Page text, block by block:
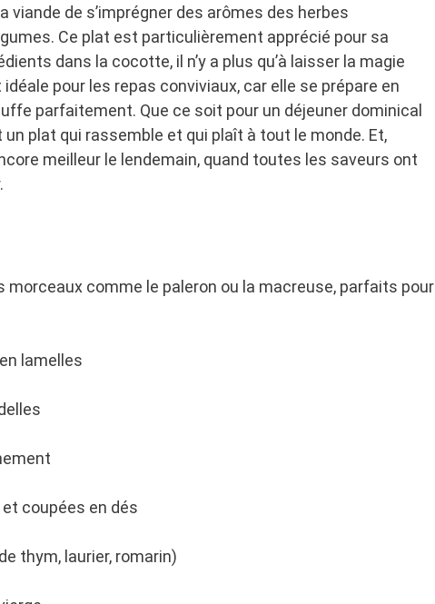
viande de s’imprégner des arômes des herbes
Ce plat est particulièrement apprécié pour sa
dans la cocotte, il n’y a plus qu’à laisser la magie
idéale pour les repas conviviaux, car elle se prépare en
parfaitement. Que ce soit pour un déjeuner dominical
un plat qui rassemble et qui plaît à tout le monde. Et,
meilleur le lendemain, quand toutes les saveurs ont
morceaux comme le paleron ou la macreuse, parfaits pour
lamelles
et coupées en dés
thym, laurier, romarin)